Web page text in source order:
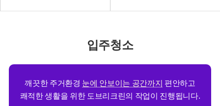
입주청소
깨끗한 주거환경 눈에 안보이는 공간까지 편안하고
쾌적한 생활을 위한 도브리크린의 작업이 진행됩니다.